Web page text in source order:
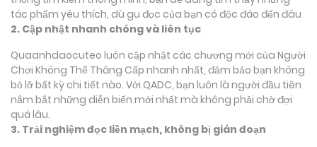
tác phẩm yêu thích, dù gu đọc của bạn có độc đáo đến đâu
2. Cập nhật nhanh chóng và liên tục
Quaanhdaocuteo luôn cập nhật các chương mới của Người
Chơi Không Thể Thăng Cấp nhanh nhất, đảm bảo bạn không
bỏ lỡ bất kỳ chi tiết nào. Với QADC, bạn luôn là người đầu tiên
nắm bắt những diễn biến mới nhất mà không phải chờ đợi
quá lâu.
3. Trải nghiệm đọc liền mạch, không bị gián đoạn